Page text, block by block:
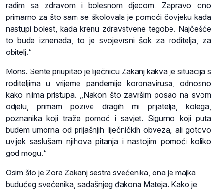
radim sa zdravom i bolesnom djecom. Zapravo ono
primarno za što sam se školovala je pomoći čovjeku kada
nastupi bolest, kada krenu zdravstvene tegobe. Najčešće
to bude iznenada, to je svojevrsni šok za roditelja, za
obitelj.“
Mons. Sente priupitao je liječnicu Zakanj kakva je situacija s
roditeljima u vrijeme pandemije koronavirusa, odnosno
kako njima pristupa. „Nakon što završim posao na svom
odjelu, primam pozive dragih mi prijatelja, kolega,
poznanika koji traže pomoć i savjet. Sigurno koji puta
budem umorna od prijašnjih liječničkih obveza, ali gotovo
uvijek saslušam njihova pitanja i nastojim pomoći koliko
god mogu.“
Osim što je Zora Zakanj sestra svećenika, ona je majka
budućeg svećenika, sadašnjeg đakona Mateja. Kako je